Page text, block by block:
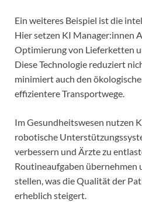
Ein weiteres Beispiel ist die
Hier setzen KI Manager:innen
Optimierung von Lieferketten
Diese Technologie reduziert
minimiert auch den
effizientere Transportwege.
Im Gesundheitswesen nutzen
robotische
verbessern und Ärzte zu
Routineaufgaben übernehmen
stellen, was die Qualität der
erheblich steigert.